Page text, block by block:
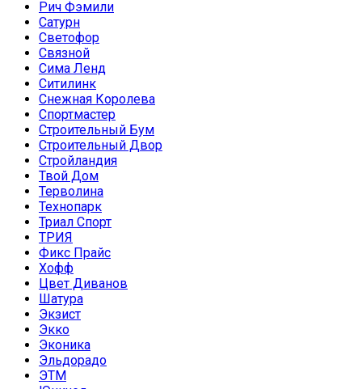
Рич Фэмили
Сатурн
Светофор
Связной
Сима Ленд
Ситилинк
Снежная Королева
Спортмастер
Строительный Бум
Строительный Двор
Стройландия
Твой Дом
Терволина
Технопарк
Триал Спорт
ТРИЯ
Фикс Прайс
Хофф
Цвет Диванов
Шатура
Экзист
Экко
Эконика
Эльдорадо
ЭТМ